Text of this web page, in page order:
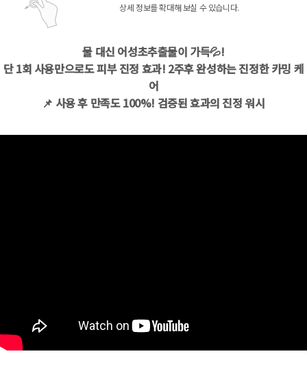
상세 정보를 확대해 보실 수 있습니다.
물 대신 어성초추출물이 가득💦!
단 1회 사용만으로도 피부 진정 효과! 2주후 완성하는 진정한 카밍 케
어
📌 사용 후 만족도 100%! 검증된 효과의 진정 워시